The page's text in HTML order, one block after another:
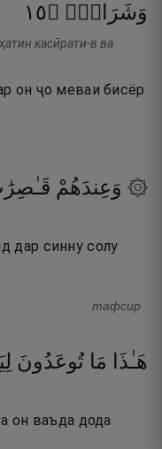
وَشَرَابٍۢ ۝٥١
касӣрати-в ва
он ҷо меваи бисёр
۞ وَعِندَهُمْ
дар синну солу
тафсир
هَـٰذَا مَا تُوعَدُونَ
он ваъда дода